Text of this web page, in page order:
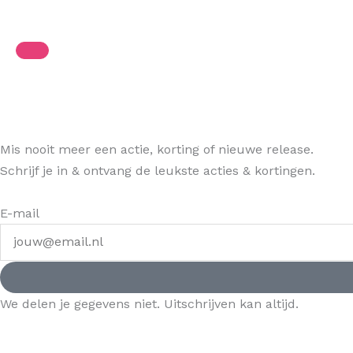
Mis nooit meer een actie, korting of nieuwe release.
Schrijf je in & ontvang de leukste acties & kortingen.
E-mail
We delen je gegevens niet. Uitschrijven kan altijd.